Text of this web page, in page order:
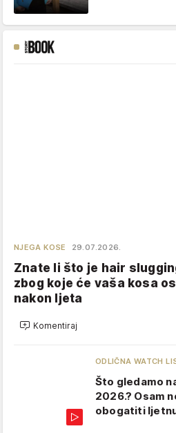
NJEGA KOSE 29.07.2026.
Znate li što je hair
zbog koje će vaša kosa
nakon ljeta
Komentiraj
ODLIČNA WATCH
Što gledamo
2026.? Osam
obogatiti